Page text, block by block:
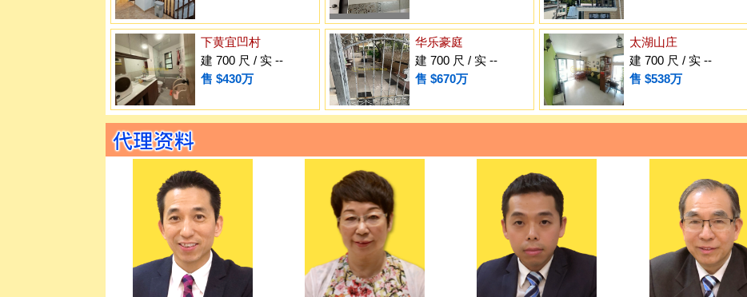
下黄宜凹村
建 700 尺 / 实 --
售 $430万
华乐豪庭
建 700 尺 / 实 --
售 $670万
太湖山庄
建 700 尺 / 实 --
售 $538万